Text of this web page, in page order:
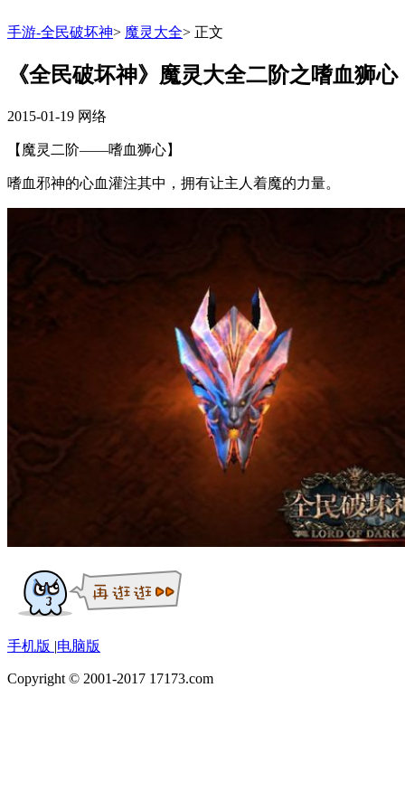
手游-全民破坏神> 魔灵大全> 正文
《全民破坏神》魔灵大全二阶之嗜血狮心
2015-01-19 网络
【魔灵二阶——嗜血狮心】
嗜血邪神的心血灌注其中，拥有让主人着魔的力量。
手机版 |电脑版
Copyright © 2001-2017 17173.com